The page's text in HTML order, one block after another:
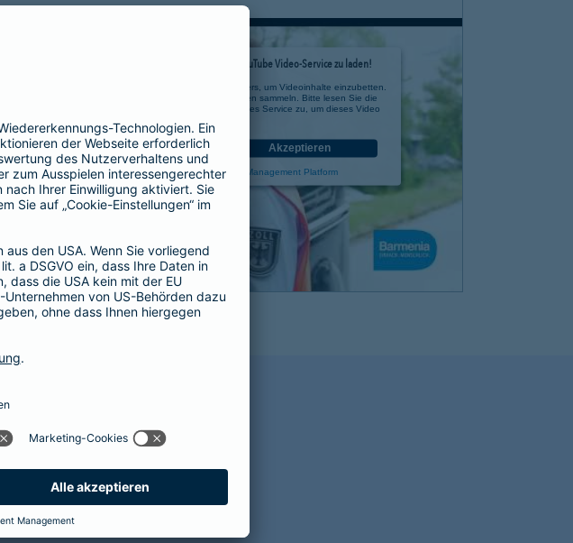
Wir benötigen Ihre Zustimmung, um den YouTube Video-Service zu laden!
Wir verwenden einen Service eines Drittanbieters, um Videoinhalte einzubetten.
Dieser Service kann Daten zu Ihren Aktivitäten sammeln. Bitte lesen Sie die
Details durch und stimmen Sie der Nutzung des Service zu, um dieses Video
Mehr Informationen Akzeptieren
powered byUsercentrics Consent Management Platform